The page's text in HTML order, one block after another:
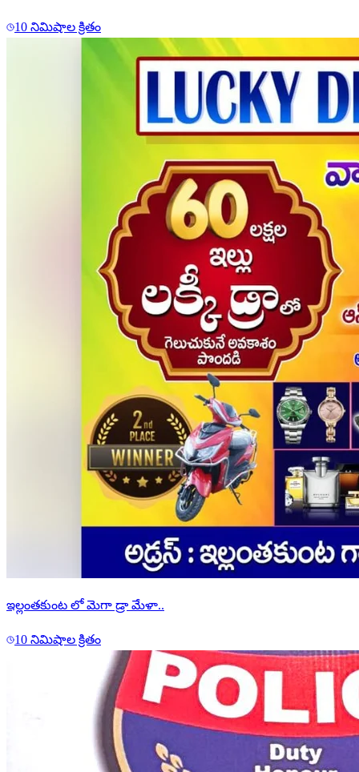
10 నిమిషాల క్రితం
ఇల్లంతకుంట లో మెగా డ్రా మేళా..
10 నిమిషాల క్రితం